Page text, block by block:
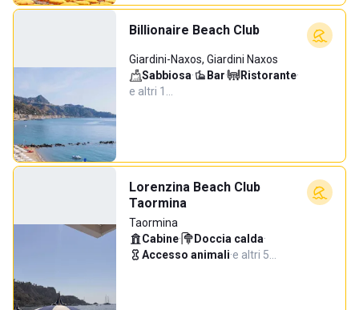
Billionaire Beach Club
Giardini-Naxos, Giardini Naxos
Sabbiosa· Bar· Ristorante·
e altri 1…
Lorenzina Beach Club
Taormina
Taormina
Cabine· Doccia calda·
Accesso animali·e altri 5…